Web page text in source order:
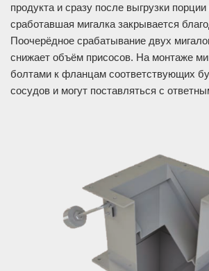
продукта и сразу после выгрузки порции
сработавшая мигалка закрывается
Поочерёдное срабатывание двух
снижает объём присосов. На монтаже
болтами к фланцам соответствующих
сосудов и могут поставляться с